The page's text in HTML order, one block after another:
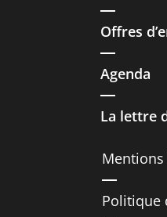
Offres
Agenda
La lettre
Mentions
Politique